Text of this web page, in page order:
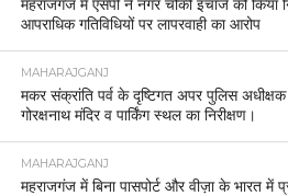
महराजगंज में एसपी ने नगर चौकी इंचार्ज को किया
आपराधिक गतिविधियों पर लापरवाही का आरोप
MAHARAJGANJ
मकर संक्रांति पर्व के दृष्टिगत अपर पुलिस अधीक्षक
गोरक्षनाथ मंदिर व पार्किंग स्थल का निरीक्षण।
MAHARAJGANJ
महराजगंज में बिना पासपोर्ट और वीज़ा के भारत में